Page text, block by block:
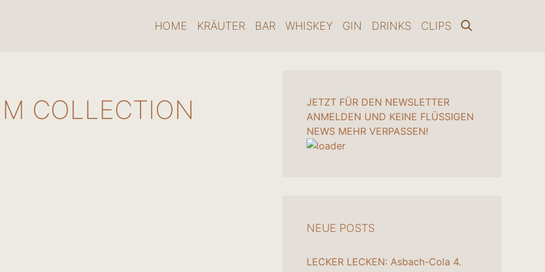
HOME KRÄUTER BAR WHISKEY GIN DRINKS CLIPS
COLLECTION
JETZT FÜR DEN NEWSLETTER
ANMELDEN UND KEINE FLÜSSIGEN
NEWS MEHR VERPASSEN!
NEUE POSTS
LECKER LECKEN: Asbach-Cola 4.